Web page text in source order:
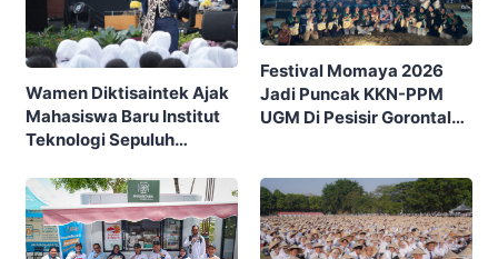
Wamen Diktisaintek Ajak
Mahasiswa Baru Institut
Teknologi Sepuluh
Kritis Hadapi Euforia AI
Festival Momaya 2026
Jadi Puncak KKN-PPM
UGM Di Pesisir Gorontalo,